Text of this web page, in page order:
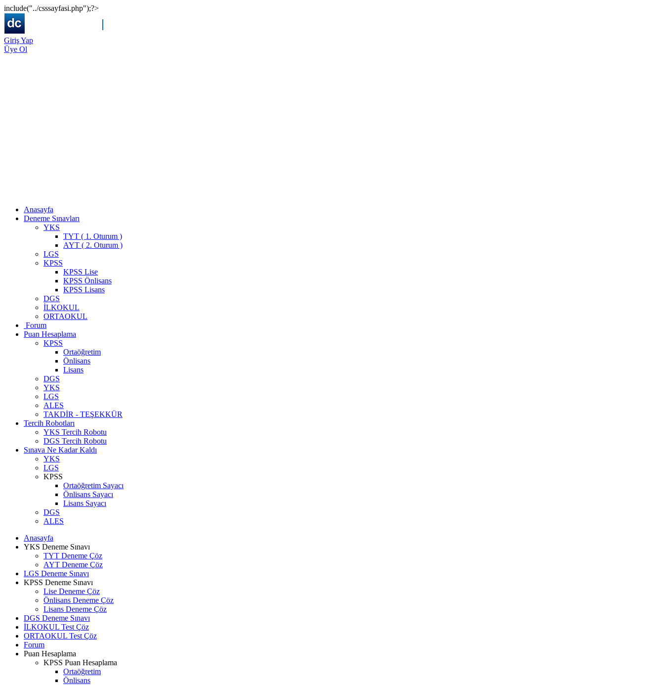
include("../csssayfasi.php");?>
Giriş Yap
Üye Ol
Anasayfa
Deneme Sınavları
YKS
TYT ( 1. Oturum )
AYT ( 2. Oturum )
LGS
KPSS
KPSS Lise
KPSS Önlisans
KPSS Lisans
DGS
İLKOKUL
ORTAOKUL
Forum
Puan Hesaplama
KPSS
Ortaöğretim
Önlisans
Lisans
DGS
YKS
LGS
ALES
TAKDİR - TEŞEKKÜR
Tercih Robotları
YKS Tercih Robotu
DGS Tercih Robotu
Sınava Ne Kadar Kaldı
YKS
LGS
KPSS
Ortaöğretim Sayacı
Önlisans Sayacı
Lisans Sayacı
DGS
ALES
Anasayfa
YKS Deneme Sınavı
TYT Deneme Çöz
AYT Deneme Çöz
LGS Deneme Sınavı
KPSS Deneme Sınavı
Lise Deneme Çöz
Önlisans Deneme Çöz
Lisans Deneme Çöz
DGS Deneme Sınavı
İLKOKUL Test Çöz
ORTAOKUL Test Çöz
Forum
Puan Hesaplama
KPSS Puan Hesaplama
Ortaöğretim
Önlisans